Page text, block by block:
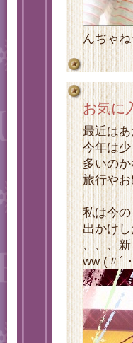
んぢゃ
お気に
最近は
今年は
多いのか
旅行や
私は今
出かけ
、、、
ww (〃´